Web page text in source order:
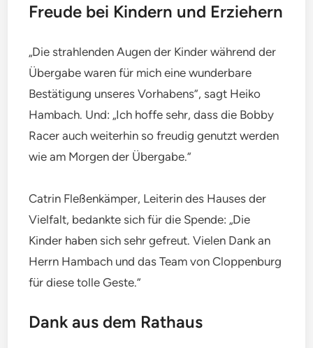
Freude bei Kindern und Erziehern
„Die strahlenden Augen der Kinder während der
Übergabe waren für mich eine wunderbare
Bestätigung unseres Vorhabens”, sagt Heiko
Hambach. Und: „Ich hoffe sehr, dass die Bobby
Racer auch weiterhin so freudig genutzt werden
wie am Morgen der Übergabe.”
Catrin Fleßenkämper, Leiterin des Hauses der
Vielfalt, bedankte sich für die Spende: „Die
Kinder haben sich sehr gefreut. Vielen Dank an
Herrn Hambach und das Team von Cloppenburg
für diese tolle Geste.”
Dank aus dem Rathaus